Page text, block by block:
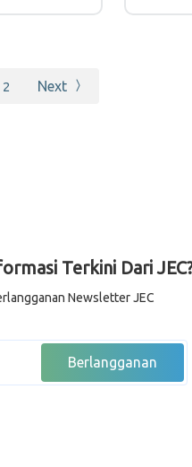
2 Next
Terkini Dari
Newsletter JEC